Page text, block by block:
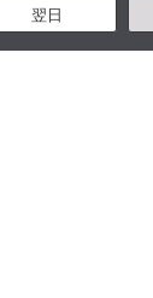
翌日